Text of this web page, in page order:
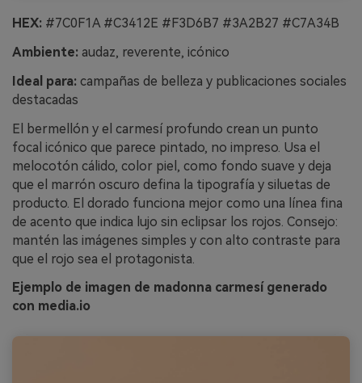
HEX: #7C0F1A #C3412E #F3D6B7 #3A2B27 #C7A34B
Ambiente: audaz, reverente, icónico
Ideal para: campañas de belleza y publicaciones sociales
destacadas
El bermellón y el carmesí profundo crean un punto
focal icónico que parece pintado, no impreso. Usa el
melocotón cálido, color piel, como fondo suave y deja
que el marrón oscuro defina la tipografía y siluetas de
producto. El dorado funciona mejor como una línea fina
de acento que indica lujo sin eclipsar los rojos. Consejo:
mantén las imágenes simples y con alto contraste para
que el rojo sea el protagonista.
Ejemplo de imagen de madonna carmesí generado
con media.io